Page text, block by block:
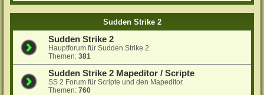
Sudden Strike 2
Sudden Strike 2
Hauptforum für Sudden Strike 2.
Themen:381
Sudden Strike 2 Mapeditor / Scripte
SS 2 Forum für Scripte und den Mapeditor.
Themen:760